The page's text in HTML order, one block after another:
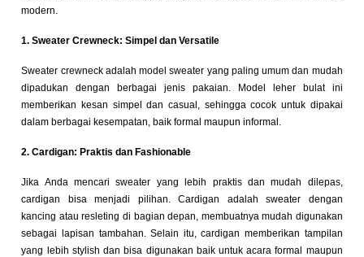
modern.
1. Sweater Crewneck: Simpel dan Versatile
Sweater crewneck adalah model sweater yang paling umum dan mudah
dipadukan dengan berbagai jenis pakaian. Model leher bulat ini
memberikan kesan simpel dan casual, sehingga cocok untuk dipakai
dalam berbagai kesempatan, baik formal maupun informal.
2. Cardigan: Praktis dan Fashionable
Jika Anda mencari sweater yang lebih praktis dan mudah dilepas,
cardigan bisa menjadi pilihan. Cardigan adalah sweater dengan
kancing atau resleting di bagian depan, membuatnya mudah digunakan
sebagai lapisan tambahan. Selain itu, cardigan memberikan tampilan
yang lebih stylish dan bisa digunakan baik untuk acara formal maupun